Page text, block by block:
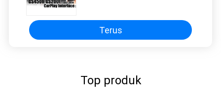
Terus
Top produk